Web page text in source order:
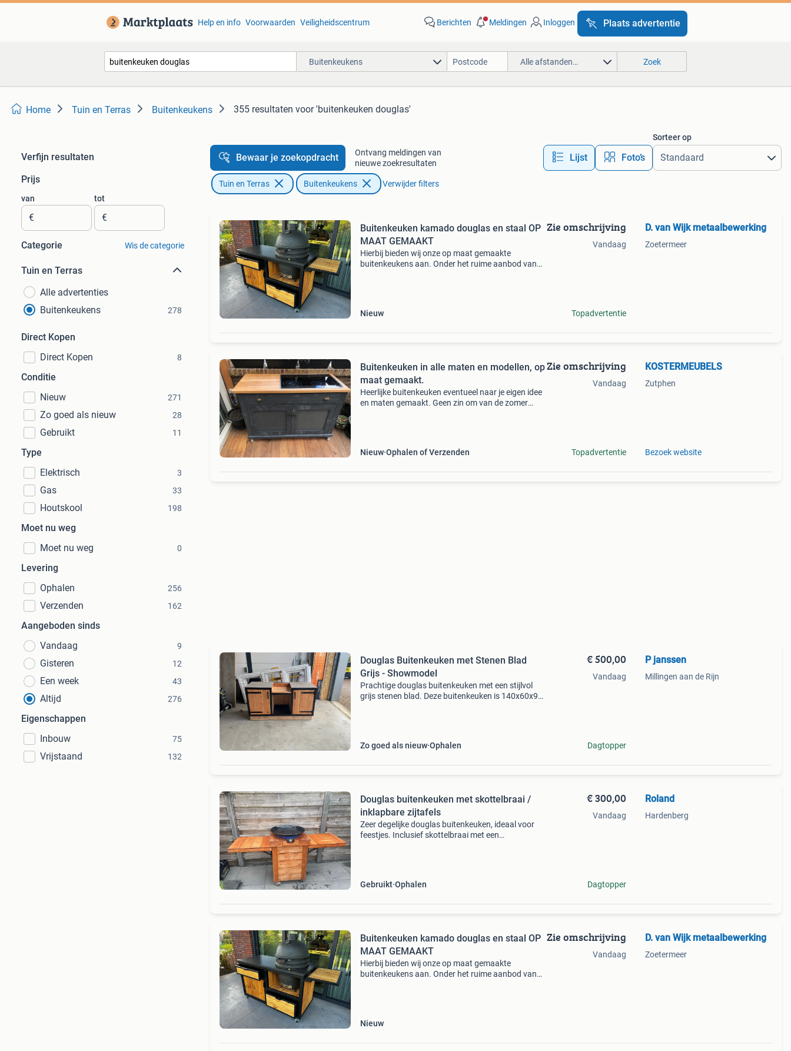
Help en info Voorwaarden Veiligheidscentrum Berichten Meldingen Inloggen Plaats advertentie
Buitenkeukens Alle afstanden… Zoek
Home Tuin en Terras Buitenkeukens 355 resultaten voor 'buitenkeuken douglas'
Verfijn resultaten
Prijs
van
€
tot
€
Categorie Wis de categorie
Tuin en Terras
Alle advertenties
Buitenkeukens
278
Direct Kopen
Direct Kopen
8
Conditie
Nieuw
271
Zo goed als nieuw 28
Gebruikt 11
Type
Elektrisch
3
Gas 33
Houtskool 198
Moet nu weg
Moet nu weg
0
Levering
Ophalen
256
Verzenden 162
Aangeboden sinds
Vandaag
9
Gisteren 12
Een week 43
Altijd 276
Eigenschappen
Inbouw
75
Vrijstaand 132
Bewaar je zoekopdracht
Ontvang meldingen van
nieuwe zoekresultaten
Lijst Foto’s
Sorteer op
Tuin en Terras Buitenkeukens Verwijder filters
Buitenkeuken kamado douglas en staal OP
MAAT GEMAAKT
Hierbij bieden wij onze op maat gemaakte
buitenkeukens aan. Onder het ruime aanbod van
Nieuw
Zie omschrijving
Vandaag
Topadvertentie
D. van Wijk metaalbewerking
Zoetermeer
Buitenkeuken in alle maten en modellen, op
maat gemaakt.
Heerlijke buitenkeuken eventueel naar je eigen idee
en maten gemaakt. Geen zin om van de zomer
Nieuw Ophalen of Verzenden
Zie omschrijving
Vandaag
Topadvertentie
KOSTERMEUBELS
Zutphen
Bezoek website
Douglas Buitenkeuken met Stenen Blad
Grijs - Showmodel
Prachtige douglas buitenkeuken met een stijlvol
grijs stenen blad. Deze buitenkeuken is 140x60x93
Zo goed als nieuw Ophalen
€ 500,00
Vandaag
Dagtopper
P janssen
Millingen aan de Rijn
Douglas buitenkeuken met skottelbraai /
inklapbare zijtafels
Zeer degelijke douglas buitenkeuken, ideaal voor
feestjes. Inclusief skottelbraai met een
Gebruikt Ophalen
€ 300,00
Vandaag
Dagtopper
Roland
Hardenberg
Buitenkeuken kamado douglas en staal OP
MAAT GEMAAKT
Hierbij bieden wij onze op maat gemaakte
buitenkeukens aan. Onder het ruime aanbod van
Nieuw
Zie omschrijving
Vandaag
D. van Wijk metaalbewerking
Zoetermeer